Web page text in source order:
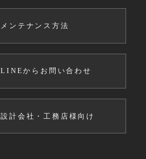
メンテナンス方法
LINEからお問い合わせ
設計会社・工務店様向け